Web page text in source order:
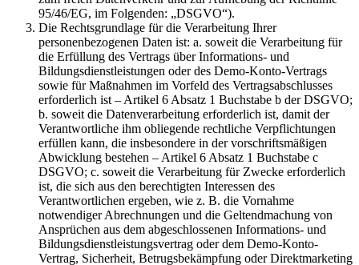
95/46/EG, im Folgenden: „DSGVO“).
Die Rechtsgrundlage für die Verarbeitung Ihrer
personenbezogenen Daten ist: a. soweit die Verarbeitung für
die Erfüllung des Vertrags über Informations- und
Bildungsdienstleistungen oder des Demo-Konto-Vertrags
sowie für Maßnahmen im Vorfeld des Vertragsabschlusses
erforderlich ist – Artikel 6 Absatz 1 Buchstabe b der DSGVO;
b. soweit die Datenverarbeitung erforderlich ist, damit der
Verantwortliche ihm obliegende rechtliche Verpflichtungen
erfüllen kann, die insbesondere in der vorschriftsmäßigen
Abwicklung bestehen – Artikel 6 Absatz 1 Buchstabe c
DSGVO; c. soweit die Verarbeitung für Zwecke erforderlich
ist, die sich aus den berechtigten Interessen des
Verantwortlichen ergeben, wie z. B. die Vornahme
notwendiger Abrechnungen und die Geltendmachung von
Ansprüchen aus dem abgeschlossenen Informations- und
Bildungsdienstleistungsvertrag oder dem Demo-Konto-
Vertrag, Sicherheit, Betrugsbekämpfung oder Direktmarketing